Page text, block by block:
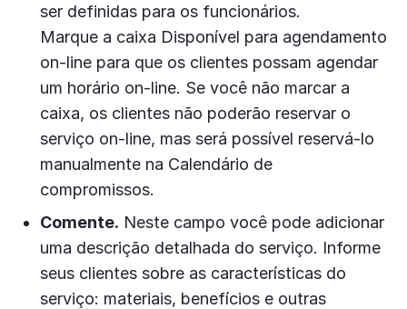
ser definidas para os funcionários.
Marque a caixa Disponível para agendamento
on-line para que os clientes possam agendar
um horário on-line. Se você não marcar a
caixa, os clientes não poderão reservar o
serviço on-line, mas será possível reservá-lo
manualmente na Calendário de
compromissos.
Comente. Neste campo você pode adicionar
uma descrição detalhada do serviço. Informe
seus clientes sobre as características do
serviço: materiais, benefícios e outras